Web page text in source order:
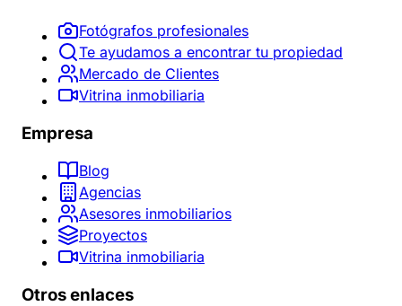
Fotógrafos profesionales
Te ayudamos a encontrar tu propiedad
Mercado de Clientes
Vitrina inmobiliaria
Empresa
Blog
Agencias
Asesores inmobiliarios
Proyectos
Vitrina inmobiliaria
Otros enlaces